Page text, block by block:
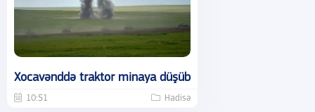
Xocavənddə traktor minaya düşüb
10:51 Hadisə